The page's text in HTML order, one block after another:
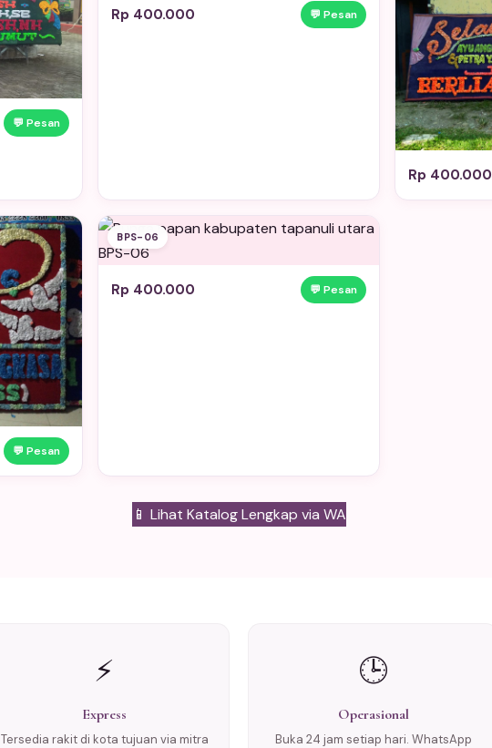
💬 Pesan
Rp 400.000 💬 Pesan
Rp 400.000
💬 Pesan
BPS-06
Rp 400.000 💬 Pesan
📱 Lihat Katalog Lengkap via WA
⚡
Express
Tersedia rakit di kota tujuan via mitra
🕒
Operasional
Buka 24 jam setiap hari. WhatsApp